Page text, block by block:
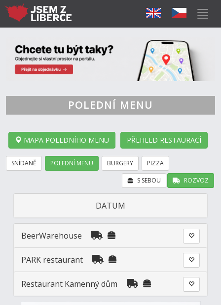
POLEDNÍ MENU
MAPA POLEDNÍHO MENU PŘEHLED RESTAURACÍ
SNÍDANĚ POLEDNÍ MENU BURGERY PIZZA
ROZVOZ
S SEBOU
DATUM
BeerWarehouse
PARK restaurant
Restaurant Kamenný dům